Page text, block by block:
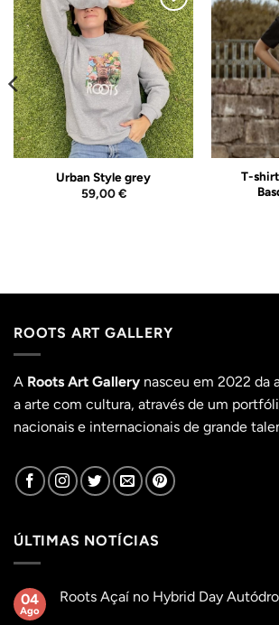
Adicionar
ao
Wishlist
Urban Style grey
59,00€
T-
ROOTS ART GALLERY
A Roots Art Gallery nasceu em 2022 da
a arte com cultura, através de um
nacionais e internacionais de grande
ÚLTIMAS NOTÍCIAS
04
Ago
Roots Açaí no Hybrid Day